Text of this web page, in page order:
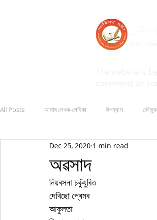
All Posts আমাৰ লেখক-লেখিকা উপন্যাস কৌতুক
অৱসাদ
Dec 25, 2020 1 min read
নিয়ৰসনা চকুঁযুৰিত
দেখিছো প্ৰেমৰ
আকুলতা